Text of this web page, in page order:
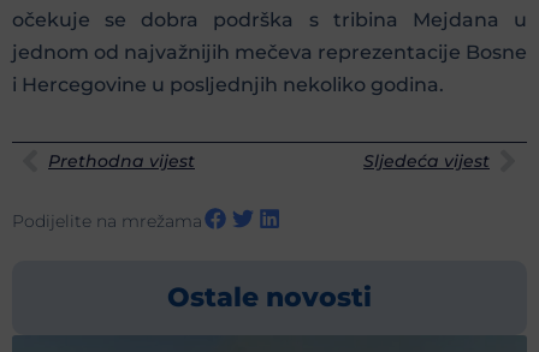
očekuje se dobra podrška s tribina Mejdana u
jednom od najvažnijih mečeva reprezentacije Bosne
i Hercegovine u posljednjih nekoliko godina.
Prethodna vijest Sljedeća vijest
Podijelite na mrežama
Ostale novosti